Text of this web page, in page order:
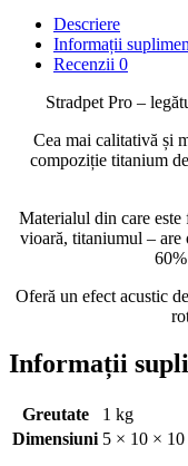
Descriere
Informații
Recenzii 0
Stradpet Pro –
Cea mai calitativă și
compoziție titanium
Materialul din care este
vioară, titaniumul – are
Oferă un efect acustic
Informații
Greutate
1 kg
Dimensiuni 5 × 10 × 10